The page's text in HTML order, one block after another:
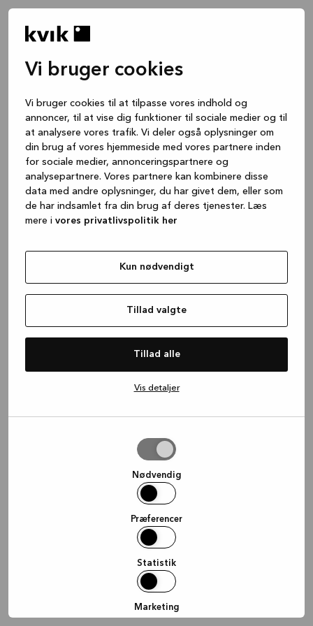
Vi bruger cookies
Vi bruger cookies til at tilpasse vores indhold og
annoncer, til at vise dig funktioner til sociale medier og til
at analysere vores trafik. Vi deler også oplysninger om
din brug af vores hjemmeside med vores partnere inden
for sociale medier, annonceringspartnere og
analysepartnere. Vores partnere kan kombinere disse
data med andre oplysninger, du har givet dem, eller som
de har indsamlet fra din brug af deres tjenester. Læs
mere i vores privatlivspolitik her
Kun nødvendigt
Tillad valgte
Tillad alle
Vis detaljer
Nødvendig
Præferencer
Statistik
Marketing
(see the browser console for more
information).